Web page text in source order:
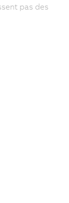
pas des